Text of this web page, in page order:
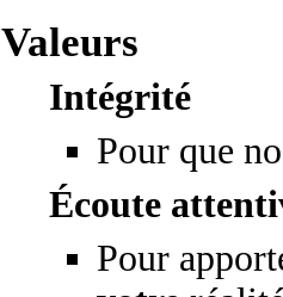
Valeurs
Intégrité
Pour que
Écoute
Pour